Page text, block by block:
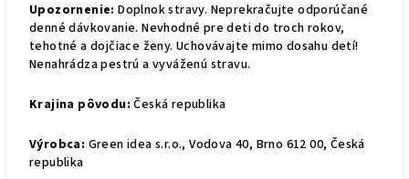
Upozornenie:Doplnok stravy. Neprekračujte odporúčané
denné dávkovanie. Nevhodné pre deti do troch rokov,
tehotné a dojčiace ženy. Uchovávajte mimo dosahu detí!
Nenahrádza pestrú a vyváženú stravu.
Krajina pôvodu: Česká republika
Výrobca: Green idea s.r.o., Vodova 40, Brno 612 00, Česká
republika